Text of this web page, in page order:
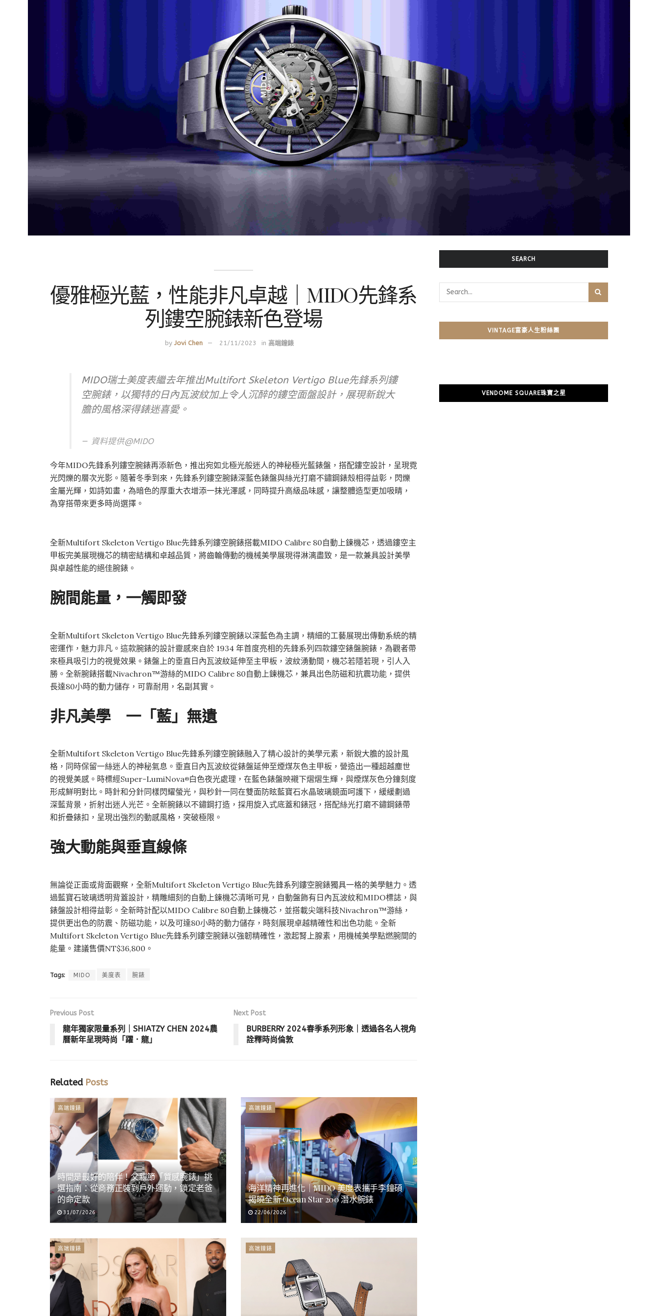
優雅極光藍，性能非凡卓越｜MIDO先鋒系
列鏤空腕錶新色登場
by Jovi Chen 21/11/2023 in 高端鐘錶
MIDO瑞士美度表繼去年推出Multifort Skeleton Vertigo Blue先鋒系列鏤
空腕錶，以獨特的日內瓦波紋加上令人沉醉的鏤空面盤設計，展現新銳大
膽的風格深得錶迷喜愛。
資料提供@MIDO
今年MIDO先鋒系列鏤空腕錶再添新色，推出宛如北極光般迷人的神秘極光藍錶盤，搭配鏤空設計，呈現霓
光閃爍的層次光影。隨著冬季到來，先鋒系列鏤空腕錶深藍色錶盤與絲光打磨不鏽鋼錶殼相得益彰，閃爍
金屬光輝，如詩如畫，為暗色的厚重大衣增添一抹光澤感，同時提升高級品味感，讓整體造型更加吸睛，
為穿搭帶來更多時尚選擇。
全新Multifort Skeleton Vertigo Blue先鋒系列鏤空腕錶搭載MIDO Calibre 80自動上鍊機芯，透過鏤空主
甲板完美展現機芯的精密結構和卓越品質，將齒輪傳動的機械美學展現得淋漓盡致，是一款兼具設計美學
與卓越性能的絕佳腕錶。
腕間能量，一觸即發
全新Multifort Skeleton Vertigo Blue先鋒系列鏤空腕錶以深藍色為主調，精細的工藝展現出傳動系統的精
密運作，魅力非凡。這款腕錶的設計靈感來自於 1934 年首度亮相的先鋒系列四款鏤空錶盤腕錶，為觀者帶
來極具吸引力的視覺效果。錶盤上的垂直日內瓦波紋延伸至主甲板，波紋湧動間，機芯若隱若現，引人入
勝。全新腕錶搭載Nivachron™游絲的MIDO Calibre 80自動上鍊機芯，兼具出色防磁和抗震功能，提供
長達80小時的動力儲存，可靠耐用，名副其實。
非凡美學 一「藍」無遺
全新Multifort Skeleton Vertigo Blue先鋒系列鏤空腕錶融入了精心設計的美學元素，新銳大膽的設計風
格，同時保留一絲迷人的神秘氣息。垂直日內瓦波紋從錶盤延伸至煙煤灰色主甲板，營造出一種超越塵世
的視覺美感。時標經Super-LumiNova®白色夜光處理，在藍色錶盤映襯下熠熠生輝，與煙煤灰色分鐘刻度
形成鮮明對比。時針和分針同樣閃耀螢光，與秒針一同在雙面防眩藍寶石水晶玻璃鏡面呵護下，緩緩劃過
深藍背景，折射出迷人光芒。全新腕錶以不鏽鋼打造，採用旋入式底蓋和錶冠，搭配絲光打磨不鏽鋼錶帶
和折疊錶扣，呈現出強烈的動感風格，突破極限。
強大動能與垂直線條
無論從正面或背面觀察，全新Multifort Skeleton Vertigo Blue先鋒系列鏤空腕錶獨具一格的美學魅力。透
過藍寶石玻璃透明背蓋設計，精雕細刻的自動上鍊機芯清晰可見，自動盤飾有日內瓦波紋和MIDO標誌，與
錶盤設計相得益彰。全新時計配以MIDO Calibre 80自動上鍊機芯，並搭載尖端科技Nivachron™游絲，
提供更出色的防震、防磁功能，以及可達80小時的動力儲存，時刻展現卓越精確性和出色功能。全新
Multifort Skeleton Vertigo Blue先鋒系列鏤空腕錶以強韌精確性，激起腎上腺素，用機械美學點燃腕間的
能量。建議售價NT$36,800。
Tags: MIDO 美度表 腕錶
Previous Post
龍年獨家限量系列｜SHIATZY CHEN 2024農
曆新年呈現時尚「躍．龍」
Next Post
BURBERRY 2024春季系列形象｜透過各名人視角
詮釋時尚倫敦
RelatedPosts
高端鐘錶
時間是最好的陪伴！父親節「質感腕錶」挑
選指南：從商務正裝到戶外運動，鎖定老爸
的命定款
31/07/2026
高端鐘錶
海洋精神再進化｜MIDO 美度表攜手李鐘碩
揭曉全新 Ocean Star 200 潛水腕錶
22/06/2026
高端鐘錶 高端鐘錶
SEARCH
VINTAGE富豪人生粉絲團
VENDOME SQUARE珠寶之星